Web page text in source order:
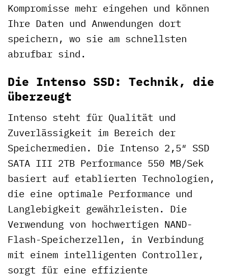
Kompromisse mehr eingehen und können
Ihre Daten und Anwendungen dort
speichern, wo sie am schnellsten
abrufbar sind.
Die Intenso SSD: Technik, die
überzeugt
Intenso steht für Qualität und
Zuverlässigkeit im Bereich der
Speichermedien. Die Intenso 2,5″ SSD
SATA III 2TB Performance 550 MB/Sek
basiert auf etablierten Technologien,
die eine optimale Performance und
Langlebigkeit gewährleisten. Die
Verwendung von hochwertigen NAND-
Flash-Speicherzellen, in Verbindung
mit einem intelligenten Controller,
sorgt für eine effiziente